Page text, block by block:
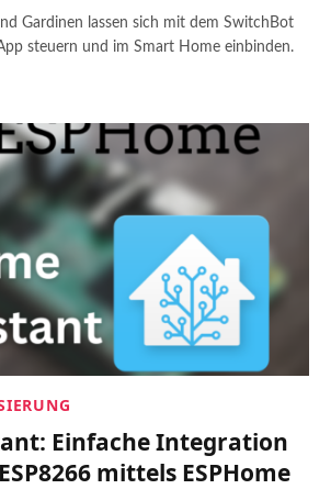
Gardinen lassen sich mit dem SwitchBot
steuern und im Smart Home einbinden.
Einfache Integration
mittels ESPHome